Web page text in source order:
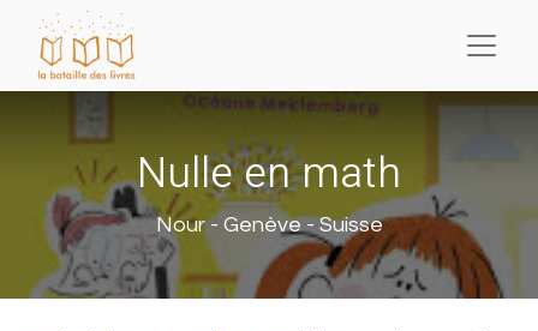
Nulle en math
Nour - Genève - Suisse